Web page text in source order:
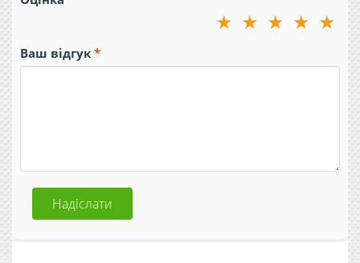
★
★
★
★
★
Ваш відгук
Надіслати